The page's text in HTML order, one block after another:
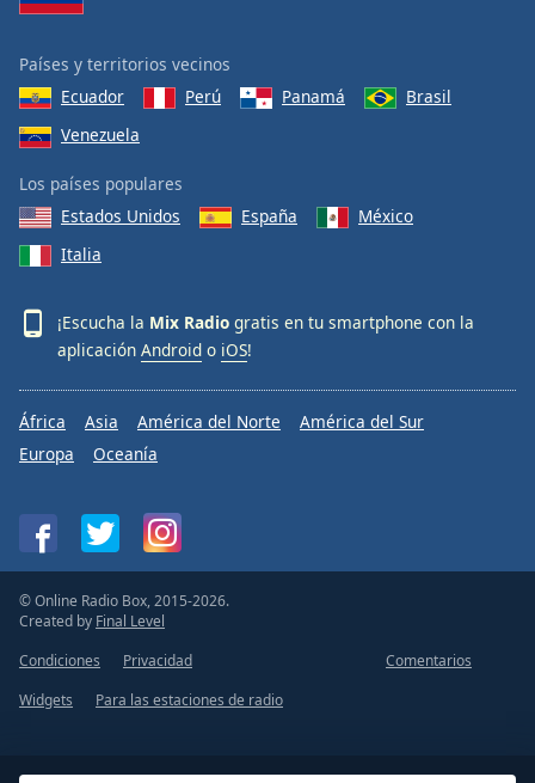
Países y territorios vecinos
Ecuador
Perú Panamá
Brasil
Venezuela
Los países populares
Estados Unidos
España
México
Italia
¡Escucha la Mix Radio gratis en tu smartphone con la
aplicación Android o iOS!
África Asia América del Norte
América del Sur
Europa
Oceanía
© Online Radio Box, 2015-2026.
Created by Final Level
Condiciones
Privacidad
Comentarios
Widgets
Para las estaciones de radio